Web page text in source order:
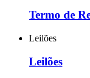
Termo de
Leilões
Leilões